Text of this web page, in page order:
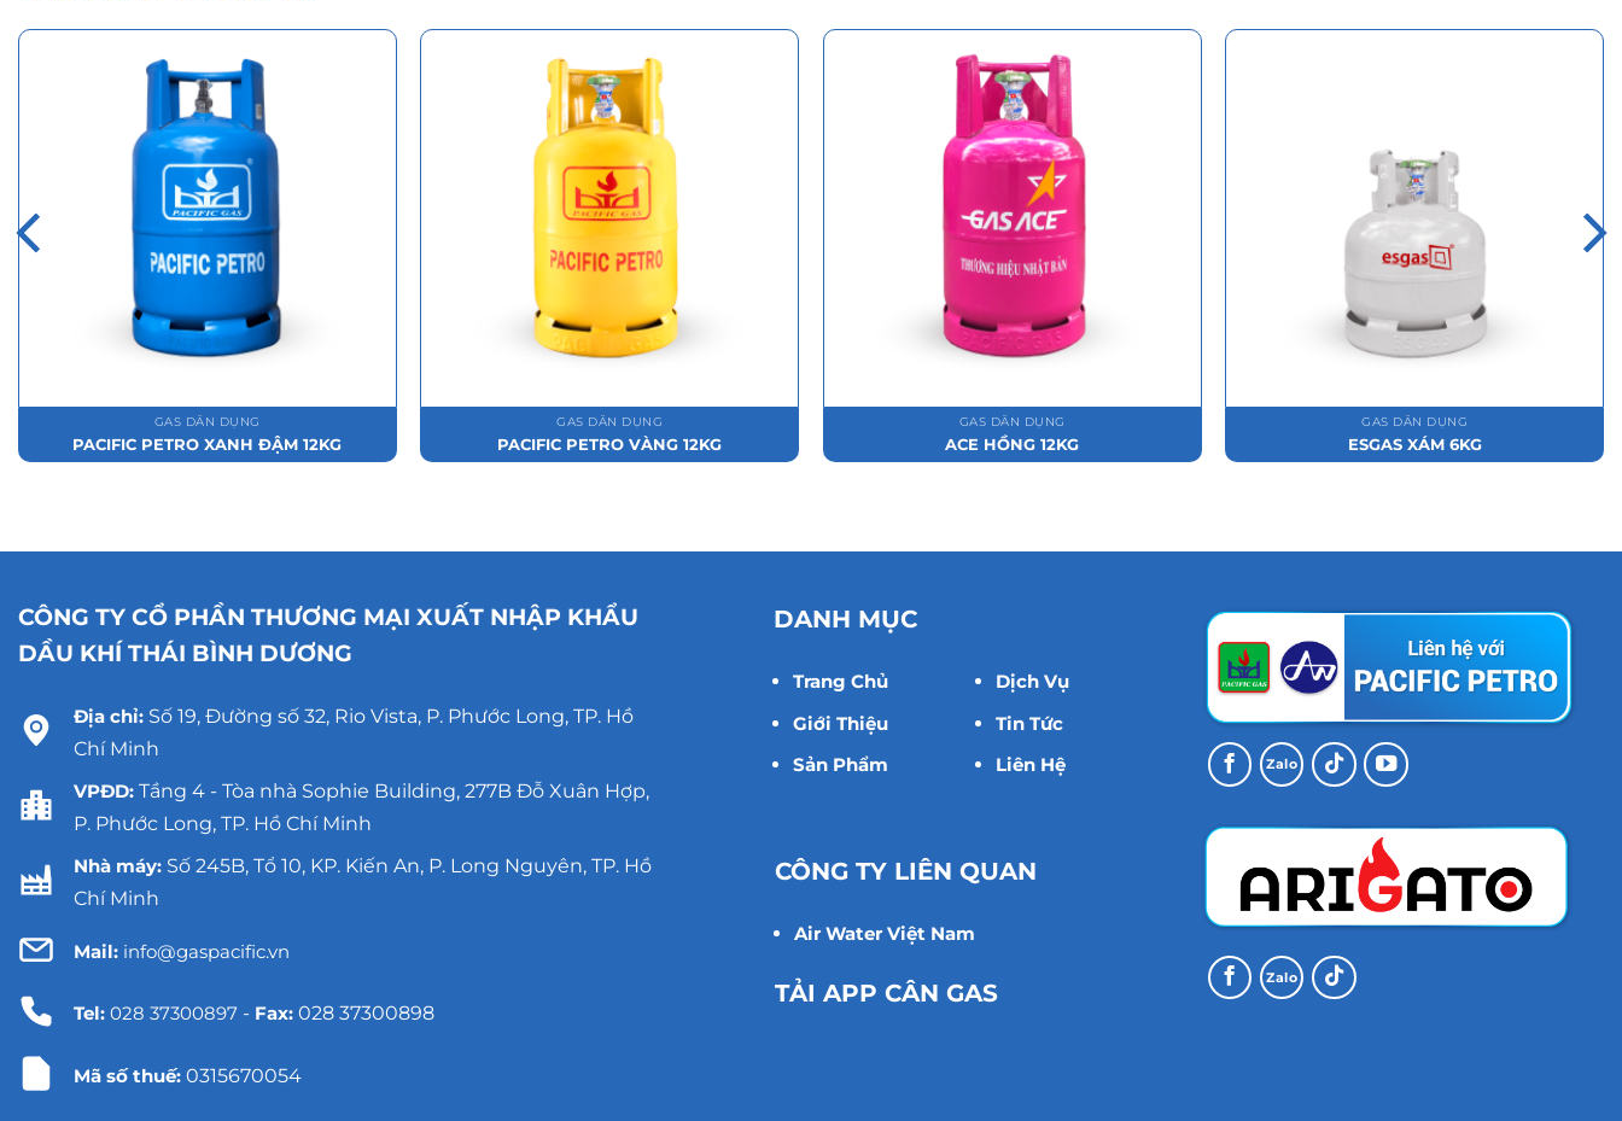
GAS DÂN DỤNG
PACIFIC PETRO XANH ĐẬM 12KG
GAS DÂN DỤNG
PACIFIC PETRO VÀNG 12KG
GAS DÂN DỤNG
ACE HỒNG 12KG
GAS DÂN DỤNG
ESGAS XÁM 6KG
CÔNG TY CỔ PHẦN THƯƠNG MẠI XUẤT NHẬP KHẨU
DẦU KHÍ THÁI BÌNH DƯƠNG
Địa chỉ: Số 19, Đường số 32, Rio Vista, P. Phước Long, TP. Hồ
Chí Minh
VPĐD: Tầng 4 - Tòa nhà Sophie Building, 277B Đỗ Xuân Hợp,
P. Phước Long, TP. Hồ Chí Minh
Nhà máy: Số 245B, Tổ 10, KP. Kiến An, P. Long Nguyên, TP. Hồ
Chí Minh
Mail: info@gaspacific.vn
Tel: 028 37300897 - Fax: 028 37300898
Mã số thuế: 0315670054
DANH MỤC
Trang Chủ
Dịch Vụ
Giới Thiệu
Tin Tức
Sản Phẩm
Liên Hệ
CÔNG TY LIÊN QUAN
Air Water Việt Nam
TẢI APP CÂN GAS